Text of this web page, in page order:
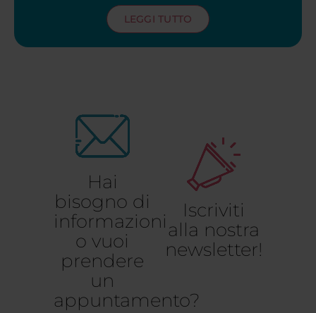
LEGGI TUTTO
Hai
bisogno di
informazioni
o vuoi
prendere
un
appuntamento?
Iscriviti
alla nostra
newsletter!